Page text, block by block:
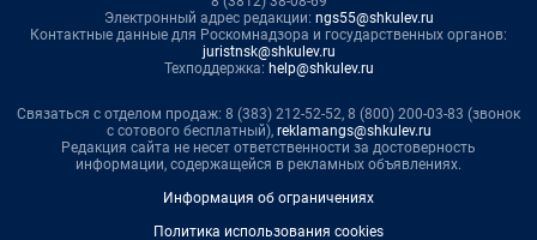
Электронный адрес редакции: ngs55@shkulev.ru
Контактные данные для Роскомнадзора и государственных органов:
juristnsk@shkulev.ru
Техподдержка: help@shkulev.ru
Связаться с отделом продаж: 8 (383) 212-52-52, 8 (800) 200-03-83 (звонок
с сотового бесплатный), reklamangs@shkulev.ru
Редакция сайта не несет ответственности за достоверность
информации, содержащейся в рекламных объявлениях.
Информация об ограничениях
Политика использования cookies